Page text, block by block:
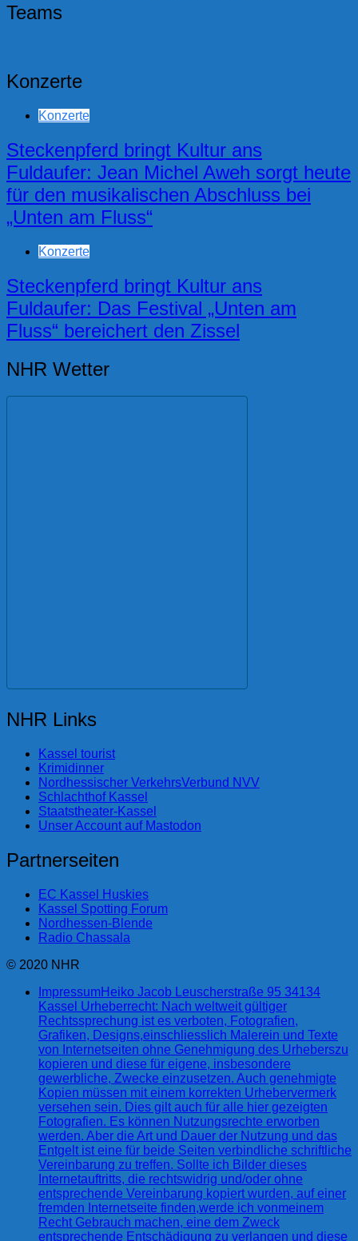
Teams
Konzerte
Konzerte
Steckenpferd bringt Kultur ans
Fuldaufer: Jean Michel Aweh sorgt heute
für den musikalischen Abschluss bei
„Unten am Fluss“
Konzerte
Steckenpferd bringt Kultur ans
Fuldaufer: Das Festival „Unten am
Fluss“ bereichert den Zissel
NHR Wetter
NHR Links
Kassel tourist
Krimidinner
Nordhessischer VerkehrsVerbund NVV
Schlachthof Kassel
Staatstheater-Kassel
Unser Account auf Mastodon
Partnerseiten
EC Kassel Huskies
Kassel Spotting Forum
Nordhessen-Blende
Radio Chassala
© 2020 NHR
ImpressumHeiko Jacob Leuscherstraße 95 34134
Kassel Urheberrecht: Nach weltweit gültiger
Rechtssprechung ist es verboten, Fotografien,
Grafiken, Designs,einschliesslich Malerein und Texte
von Internetseiten ohne Genehmigung des Urheberszu
kopieren und diese für eigene, insbesondere
gewerbliche, Zwecke einzusetzen. Auch genehmigte
Kopien müssen mit einem korrekten Urhebervermerk
versehen sein. Dies gilt auch für alle hier gezeigten
Fotografien. Es können Nutzungsrechte erworben
werden. Aber die Art und Dauer der Nutzung und das
Entgelt ist eine für beide Seiten verbindliche schriftliche
Vereinbarung zu treffen. Sollte ich Bilder dieses
Internetauftritts, die rechtswidrig und/oder ohne
entsprechende Vereinbarung kopiert wurden, auf einer
fremden Internetseite finden,werde ich vonmeinem
Recht Gebrauch machen, eine dem Zweck
entsprechende Entschädigung zu verlangen und diese